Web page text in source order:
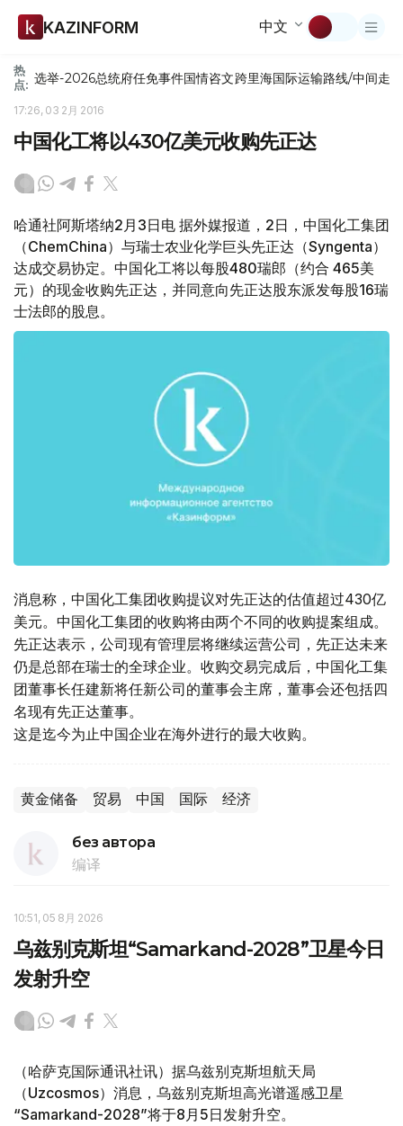
KAZINFORM 中文
热
点: 选举-2026总统府任免事件国情咨文跨里海国际运输路线/中间走廊
17:26, 03 2月 2016
中国化工将以430亿美元收购先正达
哈通社阿斯塔纳2月3日电 据外媒报道，2日，中国化工集团
（ChemChina）与瑞士农业化学巨头先正达（Syngenta）
达成交易协定。中国化工将以每股480瑞郎（约合 465美
元）的现金收购先正达，并同意向先正达股东派发每股16瑞
士法郎的股息。
消息称，中国化工集团收购提议对先正达的估值超过430亿
美元。中国化工集团的收购将由两个不同的收购提案组成。
先正达表示，公司现有管理层将继续运营公司，先正达未来
仍是总部在瑞士的全球企业。收购交易完成后，中国化工集
团董事长任建新将任新公司的董事会主席，董事会还包括四
名现有先正达董事。
这是迄今为止中国企业在海外进行的最大收购。
黄金储备 贸易 中国 国际 经济
без автора
编译
10:51, 05 8月 2026
乌兹别克斯坦“Samarkand-2028”卫星今日
发射升空
（哈萨克国际通讯社讯）据乌兹别克斯坦航天局
（Uzcosmos）消息，乌兹别克斯坦高光谱遥感卫星
“Samarkand-2028”将于8月5日发射升空。